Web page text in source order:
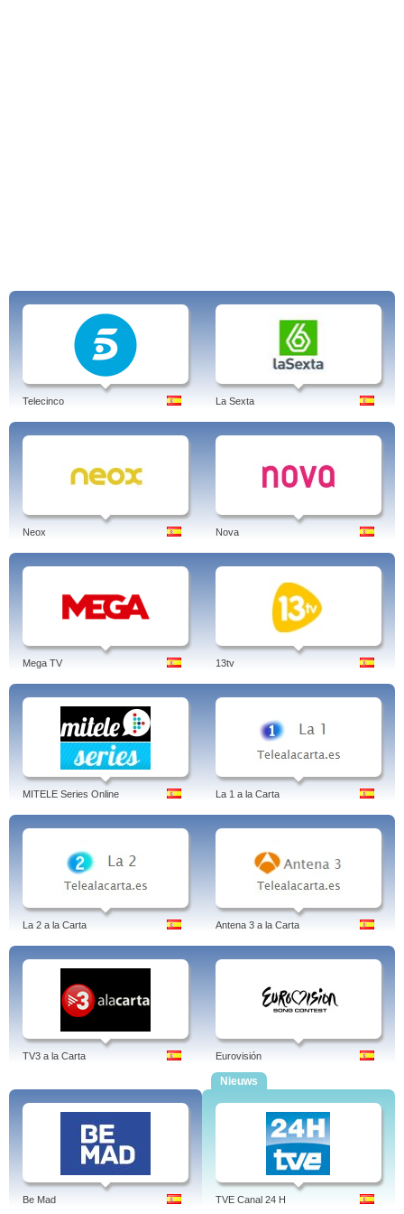
Telecinco La Sexta
Neox Nova
Mega TV 13tv
MITELE Series Online La 1 a la Carta
La 2 a la Carta Antena 3 a la Carta
TV3 a la Carta Eurovisión
Be Mad
Nieuws
TVE Canal 24 H